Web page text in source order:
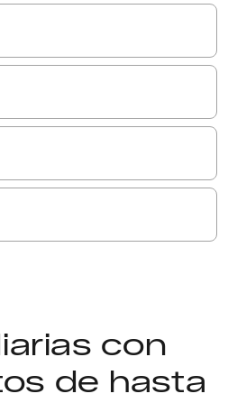
con
de hasta